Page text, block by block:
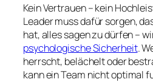
Kein Vertrauen – kein
Leader muss dafür sorgen,
hat, alles sagen zu dürfen –
psychologische Sicherheit.
herrscht, belächelt oder
kann ein Team nicht optimal